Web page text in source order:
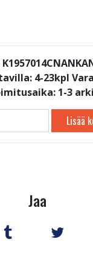
4-23kpl
1-3
Lisää
Jaa